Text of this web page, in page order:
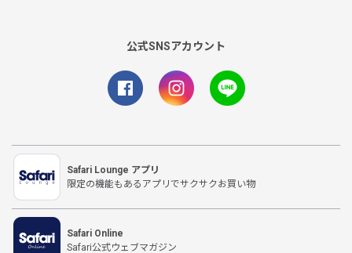
公式SNSアカウント
Safari Lounge アプリ
限定の機能もあるアプリでサクサクお買い物
Safari Online
Safari公式ウェブマガジン